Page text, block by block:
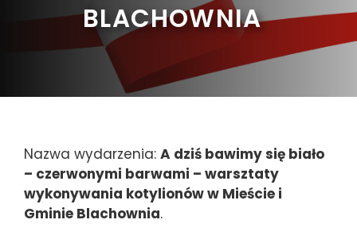
BLACHOWNIA
Nazwa wydarzenia: A dziś bawimy się biało
– czerwonymi barwami – warsztaty
wykonywania kotylionów w Mieście i
Gminie Blachownia.